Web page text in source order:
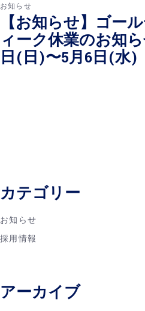
お知らせ
【お知らせ】ゴー
ィーク休業のお知
日(日)〜5月6日(水)
カテゴリー
お知らせ
採用情報
アーカイブ